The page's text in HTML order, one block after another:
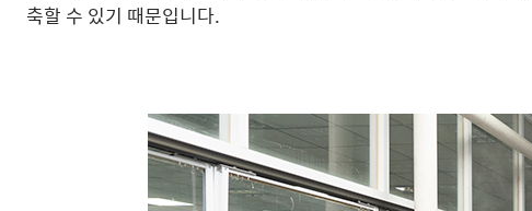
축할 수 있기 때문입니다.